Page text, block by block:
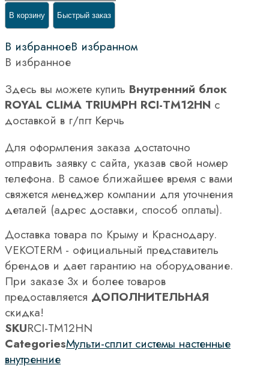
В корзину Быстрый заказ
В избранноеВ избранном
В избранное
Здесь вы можете купить Внутренний блок
ROYAL CLIMA TRIUMPH RCI-TM12HN с
доставкой в г/пгт Керчь
Для оформления заказа достаточно
отправить заявку с сайта, указав свой номер
телефона. В самое ближайшее время с вами
свяжется менеджер компании для уточнения
деталей (адрес доставки, способ оплаты).
Доставка товара по Крыму и Краснодару.
VEKOTERM - официальный представитель
брендов и дает гарантию на оборудование.
При заказе 3х и более товаров
предоставляется ДОПОЛНИТЕЛЬНАЯ
скидка!
SKURCI-TM12HN
CategoriesМульти-сплит системы настенные
внутренние